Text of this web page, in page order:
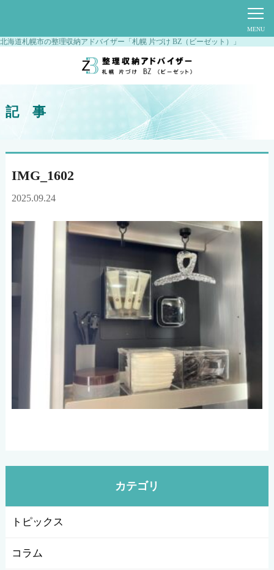
北海道札幌市の整理収納アドバイザー「札幌 片づけ BZ（ビーゼット）」
記 事
IMG_1602
2025.09.24
カテゴリ
トピックス
コラム